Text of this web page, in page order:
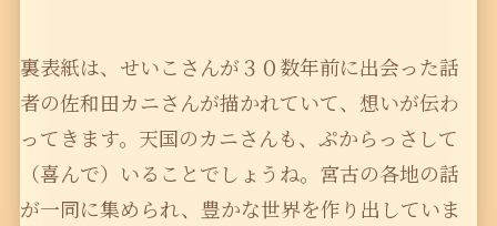
裏表紙は、せいこさんが３０数年前に出会った話
者の佐和田カニさんが描かれていて、想いが伝わ
ってきます。天国のカニさんも、ぷからっさして
（喜んで）いることでしょうね。宮古の各地の話
が一同に集められ、豊かな世界を作り出していま